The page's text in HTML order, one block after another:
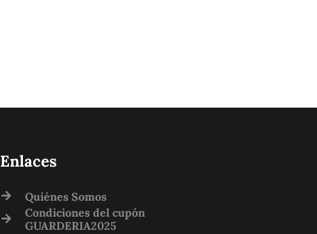
Enlaces
Quiénes Somos
Condiciones del cupón
GUARDERIA2025